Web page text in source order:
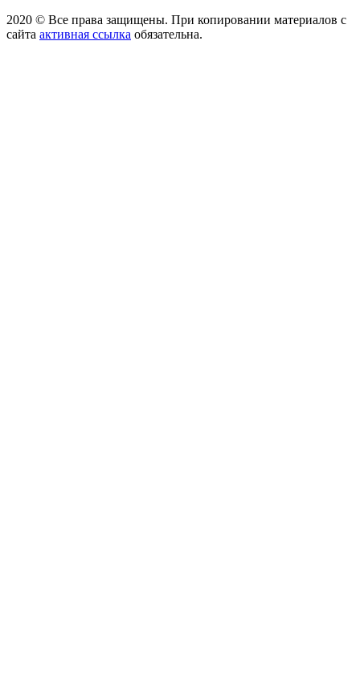
2020 © Все права защищены. При копировании материалов с
сайта активная ссылка обязательна.